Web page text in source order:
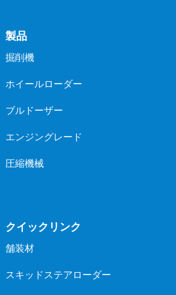
製品
掘削機
ホイールローダー
ブルドーザー
エンジングレード
圧縮機械
クイックリンク
舗装材
スキッドステアローダー